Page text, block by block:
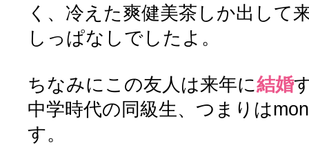
く、冷えた爽健美茶しか出して
しっぱなしでしたよ。
ちなみにこの友人は来年に結婚
中学時代の同級生、つまりは
す。